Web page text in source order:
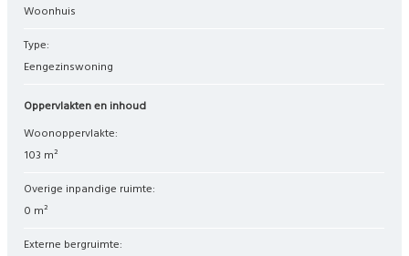
woonhuis
Type:
eengezinswoning
Oppervlakten en inhoud
Woonoppervlakte:
103 m²
Overige inpandige ruimte:
0 m²
Externe bergruimte: